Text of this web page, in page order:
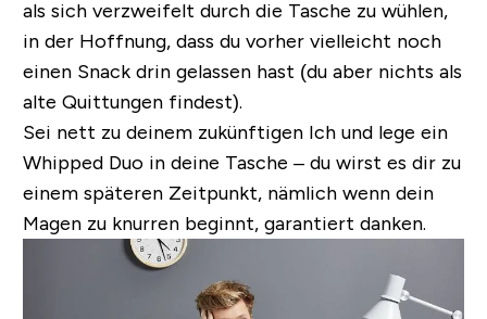
als sich verzweifelt durch die Tasche zu wühlen,
in der Hoffnung, dass du vorher vielleicht noch
einen Snack drin gelassen hast (du aber nichts als
alte Quittungen findest).
Sei nett zu deinem zukünftigen Ich und lege ein
Whipped Duo in deine Tasche – du wirst es dir zu
einem späteren Zeitpunkt, nämlich wenn dein
Magen zu knurren beginnt, garantiert danken.